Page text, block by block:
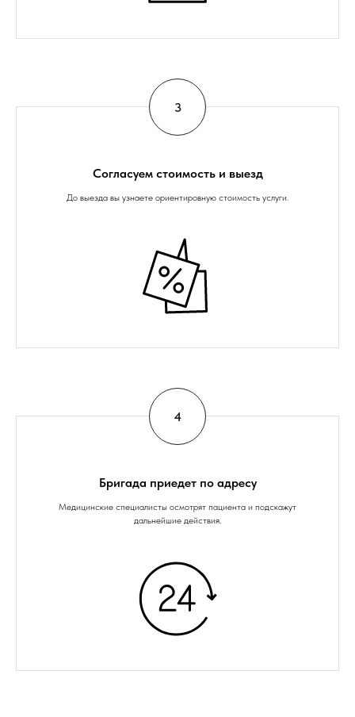
Согласуем стоимость и выезд
До выезда вы узнаете ориентировную стоимость услуги.
Бригада приедет по адресу
Медицинские специалисты осмотрят пациента и подскажут
дальнейшие действия.